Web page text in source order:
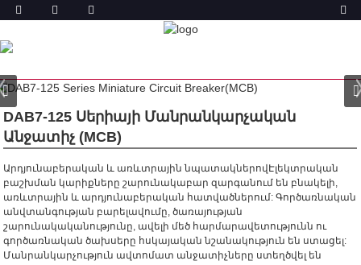
ԱՐՏԱԴՐԱՆՔ
DAB7-125 Սերիայի Մանրանկարչական
Անջատիչ (MCB)
Արդյունաբերական և առևտրային նպատակներովԷլեկտրական
բաշխման կարիքները շարունակաբար զարգանում են բնակելի,
առևտրային և արդյունաբերական հատվածներում: Գործառնական
անվտանգության բարելավումը, ծառայության
շարունակականությունը, ավելի մեծ հարմարավետությունն ու
գործառնական ծախսերը հսկայական նշանակություն են ստացել:
Մանրանկարչություն ավտոմատ անջատիչները ստեղծվել են